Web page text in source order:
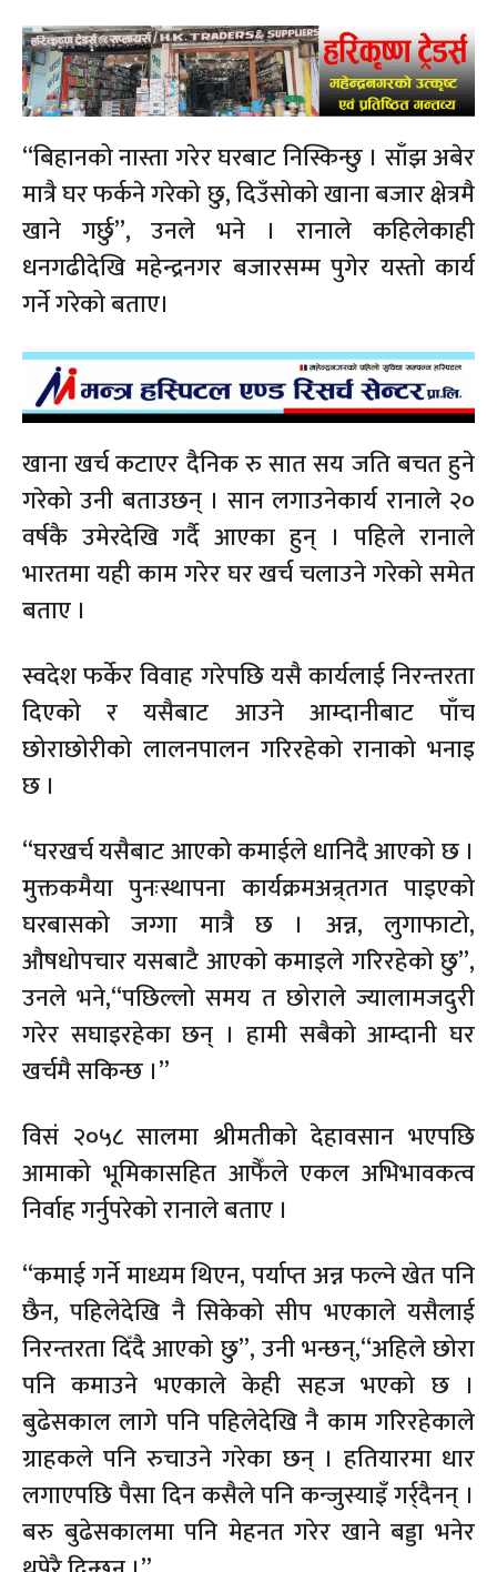
“बिहानको नास्ता गरेर घरबाट निस्किन्छु । साँझ अबेर
मात्रै घर फर्कने गरेको छु, दिउँसोको खाना बजार क्षेत्रमै
खाने गर्छु”, उनले भने । रानाले कहिलेकाही
धनगढीदेखि महेन्द्रनगर बजारसम्म पुगेर यस्तो कार्य
गर्ने गरेको बताए।
खाना खर्च कटाएर दैनिक रु सात सय जति बचत हुने
गरेको उनी बताउछन् । सान लगाउनेकार्य रानाले २०
वर्षकै उमेरदेखि गर्दै आएका हुन् । पहिले रानाले
भारतमा यही काम गरेर घर खर्च चलाउने गरेको समेत
बताए ।
स्वदेश फर्केर विवाह गरेपछि यसै कार्यलाई निरन्तरता
दिएको र यसैबाट आउने आम्दानीबाट पाँच
छोराछोरीको लालनपालन गरिरहेको रानाको भनाइ
छ ।
“घरखर्च यसैबाट आएको कमाईले धानिदै आएको छ ।
मुक्तकमैया पुनःस्थापना कार्यक्रमअन्र्तगत पाइएको
घरबासको जग्गा मात्रै छ । अन्न, लुगाफाटो,
औषधोपचार यसबाटै आएको कमाइले गरिरहेको छु”,
उनले भने,“पछिल्लो समय त छोराले ज्यालामजदुरी
गरेर सघाइरहेका छन् । हामी सबैको आम्दानी घर
खर्चमै सकिन्छ ।”
विसं २०५८ सालमा श्रीमतीको देहावसान भएपछि
आमाको भूमिकासहित आफैँले एकल अभिभावकत्व
निर्वाह गर्नुपरेको रानाले बताए ।
“कमाई गर्ने माध्यम थिएन, पर्याप्त अन्न फल्ने खेत पनि
छैन, पहिलेदेखि नै सिकेको सीप भएकाले यसैलाई
निरन्तरता दिँदै आएको छु”, उनी भन्छन्,“अहिले छोरा
पनि कमाउने भएकाले केही सहज भएको छ ।
बुढेसकाल लागे पनि पहिलेदेखि नै काम गरिरहेकाले
ग्राहकले पनि रुचाउने गरेका छन् । हतियारमा धार
लगाएपछि पैसा दिन कसैले पनि कन्जुस्याइँ गर्र्दैनन् ।
बरु बुढेसकालमा पनि मेहनत गरेर खाने बड्डा भनेर